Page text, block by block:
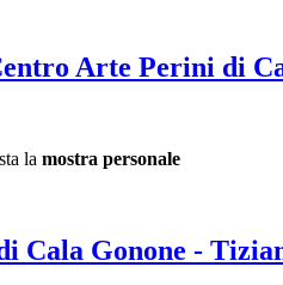
Arte Perini di
la mostra personale
Gonone -